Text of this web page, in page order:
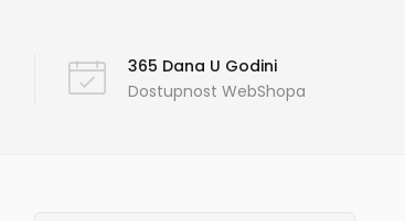
365 Dana U Godini
Dostupnost WebShopa